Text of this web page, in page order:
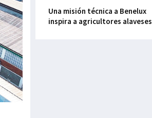
Una misión técnica a Benelux
inspira a agricultores alaveses